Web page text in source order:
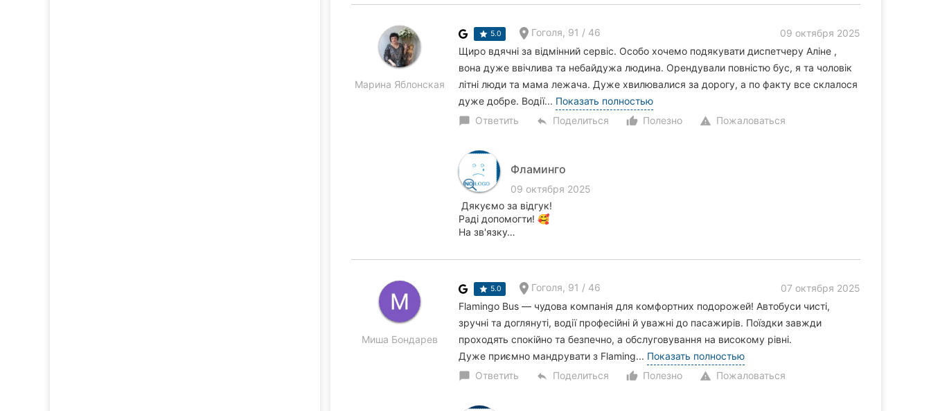
Марина Яблонская
5.0 Гоголя, 91 / 46
09 октября 2025
Щиро вдячні за відмінний сервіс. Особо хочемо подякувати диспетчеру Аліне ,
вона дуже ввічлива та небайдужа людина. Орендували повністю бус, я та чоловік
літні люди та мама лежача. Дуже хвилювалися за дорогу, а по факту все склалося
дуже добре. Водії... Показать полностью
chat_bubble Ответить reply Поделиться thumb_up_alt
Полезно warning Пожаловаться
Фламинго
09 октября 2025
Дякуємо за відгук!
Раді допомогти! 🥰
На зв'язку…
Миша Бондарев
5.0 Гоголя, 91 / 46
07 октября 2025
Flamingo Bus — чудова компанія для комфортних подорожей! Автобуси чисті,
зручні та доглянуті, водії професійні й уважні до пасажирів. Поїздки завжди
проходять спокійно та безпечно, а обслуговування на високому рівні.
Дуже приємно мандрувати з Flaming... Показать полностью
chat_bubble Ответить reply Поделиться thumb_up_alt
Полезно warning Пожаловаться